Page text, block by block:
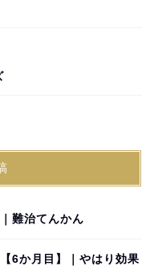
難治てんかん
6か月目】｜やはり効果